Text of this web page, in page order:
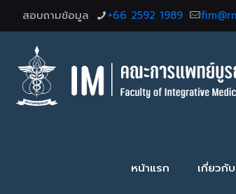
สอบถามข้อมูล +66 2592 1989
หน้าแรก เกี่ยวกับ